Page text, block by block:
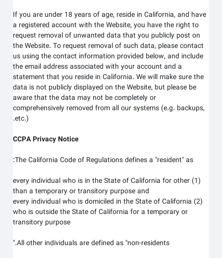
If you are under 18 years of age, reside in California, and have
a registered account withthe Website, you have the right to
request removal of unwanted data that you publicly post on
theWebsite. To request removal of such data, please contact
us using the contact information provided below, and include
the email address associated with your account and a
statement that you reside in California. We will make sure the
data is not publicly displayed on theWebsite, but please be
aware that the data may not be completely or
comprehensively removed from all our systems (e.g. backups,
etc.).
CCPA Privacy Notice
The California Code of Regulations defines a "resident" as:
(1) every individual who is in the State of California for other
than a temporary or transitory purpose and
(2) every individual who is domiciled in the State of California
who is outside the State of California for a temporary or
transitory purpose
All other individuals are defined as "non-residents."